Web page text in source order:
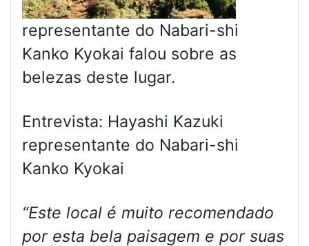
representante do Nabari-shi
Kanko Kyokai falou sobre as
belezas deste lugar.
Entrevista: Hayashi Kazuki
representante do Nabari-shi
Kanko Kyokai
“Este local é muito recomendado
por esta bela paisagem e por suas